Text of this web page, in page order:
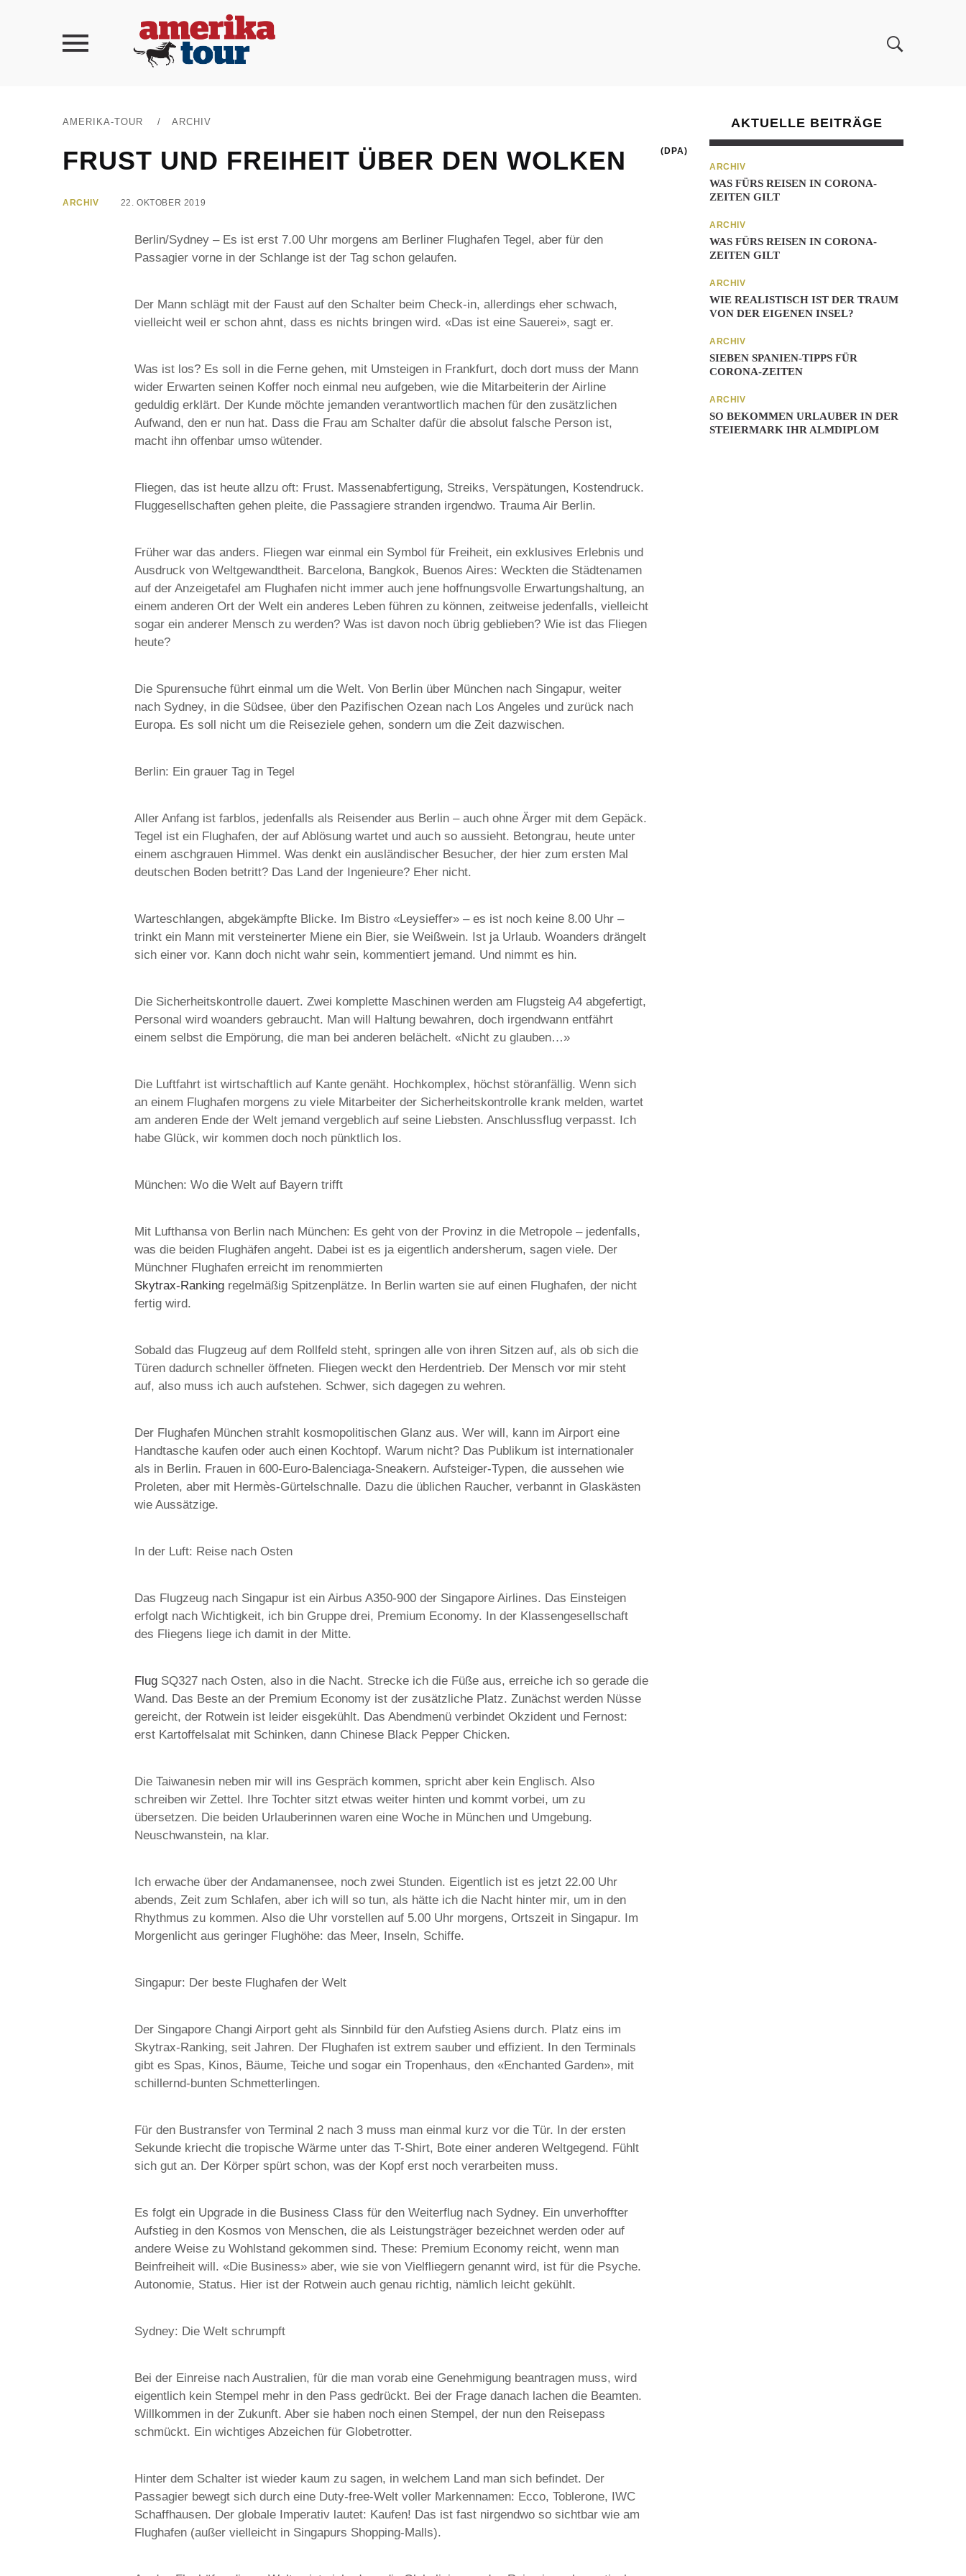
AMERIKA-TOUR / ARCHIV
FRUST UND FREIHEIT ÜBER DEN WOLKEN (DPA)
ARCHIV 22. OKTOBER 2019
Berlin/Sydney – Es ist erst 7.00 Uhr morgens am Berliner Flughafen Tegel, aber für den
Passagier vorne in der Schlange ist der Tag schon gelaufen.
Der Mann schlägt mit der Faust auf den Schalter beim Check-in, allerdings eher schwach,
vielleicht weil er schon ahnt, dass es nichts bringen wird. «Das ist eine Sauerei», sagt er.
Was ist los? Es soll in die Ferne gehen, mit Umsteigen in Frankfurt, doch dort muss der Mann
wider Erwarten seinen Koffer noch einmal neu aufgeben, wie die Mitarbeiterin der Airline
geduldig erklärt. Der Kunde möchte jemanden verantwortlich machen für den zusätzlichen
Aufwand, den er nun hat. Dass die Frau am Schalter dafür die absolut falsche Person ist,
macht ihn offenbar umso wütender.
Fliegen, das ist heute allzu oft: Frust. Massenabfertigung, Streiks, Verspätungen, Kostendruck.
Fluggesellschaften gehen pleite, die Passagiere stranden irgendwo. Trauma Air Berlin.
Früher war das anders. Fliegen war einmal ein Symbol für Freiheit, ein exklusives Erlebnis und
Ausdruck von Weltgewandtheit. Barcelona, Bangkok, Buenos Aires: Weckten die Städtenamen
auf der Anzeigetafel am Flughafen nicht immer auch jene hoffnungsvolle Erwartungshaltung, an
einem anderen Ort der Welt ein anderes Leben führen zu können, zeitweise jedenfalls, vielleicht
sogar ein anderer Mensch zu werden? Was ist davon noch übrig geblieben? Wie ist das Fliegen
heute?
Die Spurensuche führt einmal um die Welt. Von Berlin über München nach Singapur, weiter
nach Sydney, in die Südsee, über den Pazifischen Ozean nach Los Angeles und zurück nach
Europa. Es soll nicht um die Reiseziele gehen, sondern um die Zeit dazwischen.
Berlin: Ein grauer Tag in Tegel
Aller Anfang ist farblos, jedenfalls als Reisender aus Berlin – auch ohne Ärger mit dem Gepäck.
Tegel ist ein Flughafen, der auf Ablösung wartet und auch so aussieht. Betongrau, heute unter
einem aschgrauen Himmel. Was denkt ein ausländischer Besucher, der hier zum ersten Mal
deutschen Boden betritt? Das Land der Ingenieure? Eher nicht.
Warteschlangen, abgekämpfte Blicke. Im Bistro «Leysieffer» – es ist noch keine 8.00 Uhr –
trinkt ein Mann mit versteinerter Miene ein Bier, sie Weißwein. Ist ja Urlaub. Woanders drängelt
sich einer vor. Kann doch nicht wahr sein, kommentiert jemand. Und nimmt es hin.
Die Sicherheitskontrolle dauert. Zwei komplette Maschinen werden am Flugsteig A4 abgefertigt,
Personal wird woanders gebraucht. Man will Haltung bewahren, doch irgendwann entfährt
einem selbst die Empörung, die man bei anderen belächelt. «Nicht zu glauben…»
Die Luftfahrt ist wirtschaftlich auf Kante genäht. Hochkomplex, höchst störanfällig. Wenn sich
an einem Flughafen morgens zu viele Mitarbeiter der Sicherheitskontrolle krank melden, wartet
am anderen Ende der Welt jemand vergeblich auf seine Liebsten. Anschlussflug verpasst. Ich
habe Glück, wir kommen doch noch pünktlich los.
München: Wo die Welt auf Bayern trifft
Mit Lufthansa von Berlin nach München: Es geht von der Provinz in die Metropole – jedenfalls,
was die beiden Flughäfen angeht. Dabei ist es ja eigentlich andersherum, sagen viele. Der
Münchner Flughafen erreicht im renommierten
Skytrax-Ranking regelmäßig Spitzenplätze. In Berlin warten sie auf einen Flughafen, der nicht
fertig wird.
Sobald das Flugzeug auf dem Rollfeld steht, springen alle von ihren Sitzen auf, als ob sich die
Türen dadurch schneller öffneten. Fliegen weckt den Herdentrieb. Der Mensch vor mir steht
auf, also muss ich auch aufstehen. Schwer, sich dagegen zu wehren.
Der Flughafen München strahlt kosmopolitischen Glanz aus. Wer will, kann im Airport eine
Handtasche kaufen oder auch einen Kochtopf. Warum nicht? Das Publikum ist internationaler
als in Berlin. Frauen in 600-Euro-Balenciaga-Sneakern. Aufsteiger-Typen, die aussehen wie
Proleten, aber mit Hermès-Gürtelschnalle. Dazu die üblichen Raucher, verbannt in Glaskästen
wie Aussätzige.
In der Luft: Reise nach Osten
Das Flugzeug nach Singapur ist ein Airbus A350-900 der Singapore Airlines. Das Einsteigen
erfolgt nach Wichtigkeit, ich bin Gruppe drei, Premium Economy. In der Klassengesellschaft
des Fliegens liege ich damit in der Mitte.
Flug SQ327 nach Osten, also in die Nacht. Strecke ich die Füße aus, erreiche ich so gerade die
Wand. Das Beste an der Premium Economy ist der zusätzliche Platz. Zunächst werden Nüsse
gereicht, der Rotwein ist leider eisgekühlt. Das Abendmenü verbindet Okzident und Fernost:
erst Kartoffelsalat mit Schinken, dann Chinese Black Pepper Chicken.
Die Taiwanesin neben mir will ins Gespräch kommen, spricht aber kein Englisch. Also
schreiben wir Zettel. Ihre Tochter sitzt etwas weiter hinten und kommt vorbei, um zu
übersetzen. Die beiden Urlauberinnen waren eine Woche in München und Umgebung.
Neuschwanstein, na klar.
Ich erwache über der Andamanensee, noch zwei Stunden. Eigentlich ist es jetzt 22.00 Uhr
abends, Zeit zum Schlafen, aber ich will so tun, als hätte ich die Nacht hinter mir, um in den
Rhythmus zu kommen. Also die Uhr vorstellen auf 5.00 Uhr morgens, Ortszeit in Singapur. Im
Morgenlicht aus geringer Flughöhe: das Meer, Inseln, Schiffe.
Singapur: Der beste Flughafen der Welt
Der Singapore Changi Airport geht als Sinnbild für den Aufstieg Asiens durch. Platz eins im
Skytrax-Ranking, seit Jahren. Der Flughafen ist extrem sauber und effizient. In den Terminals
gibt es Spas, Kinos, Bäume, Teiche und sogar ein Tropenhaus, den «Enchanted Garden», mit
schillernd-bunten Schmetterlingen.
Für den Bustransfer von Terminal 2 nach 3 muss man einmal kurz vor die Tür. In der ersten
Sekunde kriecht die tropische Wärme unter das T-Shirt, Bote einer anderen Weltgegend. Fühlt
sich gut an. Der Körper spürt schon, was der Kopf erst noch verarbeiten muss.
Es folgt ein Upgrade in die Business Class für den Weiterflug nach Sydney. Ein unverhoffter
Aufstieg in den Kosmos von Menschen, die als Leistungsträger bezeichnet werden oder auf
andere Weise zu Wohlstand gekommen sind. These: Premium Economy reicht, wenn man
Beinfreiheit will. «Die Business» aber, wie sie von Vielfliegern genannt wird, ist für die Psyche.
Autonomie, Status. Hier ist der Rotwein auch genau richtig, nämlich leicht gekühlt.
Sydney: Die Welt schrumpft
Bei der Einreise nach Australien, für die man vorab eine Genehmigung beantragen muss, wird
eigentlich kein Stempel mehr in den Pass gedrückt. Bei der Frage danach lachen die Beamten.
Willkommen in der Zukunft. Aber sie haben noch einen Stempel, der nun den Reisepass
schmückt. Ein wichtiges Abzeichen für Globetrotter.
Hinter dem Schalter ist wieder kaum zu sagen, in welchem Land man sich befindet. Der
Passagier bewegt sich durch eine Duty-free-Welt voller Markennamen: Ecco, Toblerone, IWC
Schaffhausen. Der globale Imperativ lautet: Kaufen! Das ist fast nirgendwo so sichtbar wie am
Flughafen (außer vielleicht in Singapurs Shopping-Malls).
AKTUELLE BEITRÄGE
ARCHIV
WAS FÜRS REISEN IN CORONA-
ZEITEN GILT
ARCHIV
WAS FÜRS REISEN IN CORONA-
ZEITEN GILT
ARCHIV
WIE REALISTISCH IST DER TRAUM
VON DER EIGENEN INSEL?
ARCHIV
SIEBEN SPANIEN-TIPPS FÜR
CORONA-ZEITEN
ARCHIV
SO BEKOMMEN URLAUBER IN DER
STEIERMARK IHR ALMDIPLOM